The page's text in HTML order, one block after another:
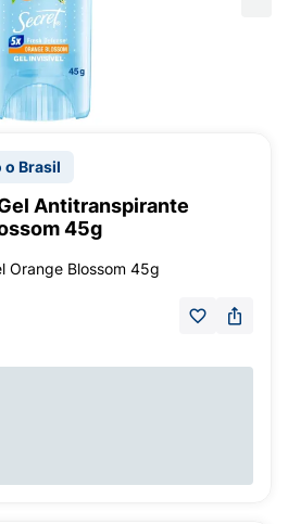
o Brasil
Antitranspirante
45g
Orange Blossom 45g